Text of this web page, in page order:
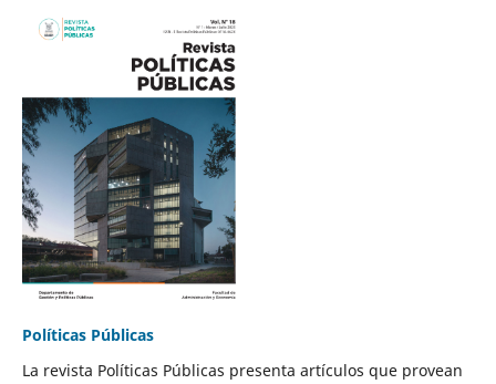
Políticas Públicas
La revista Políticas Públicas presenta artículos que provean